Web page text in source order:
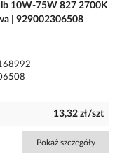
10W-75W 827 2700K
| 929002306508
13,32 zł/szt
Pokaż szczegóły